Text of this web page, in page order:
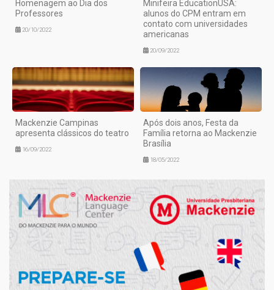
Homenagem ao Dia dos
Professores
20/10/2022
Minifeira EducationUSA:
alunos do CPM entram em
contato com universidades
americanas
20/09/2022
Mackenzie Campinas
apresenta clássicos do teatro
16/09/2022
Após dois anos, Festa da
Família retorna ao Mackenzie
Brasília
18/05/2022